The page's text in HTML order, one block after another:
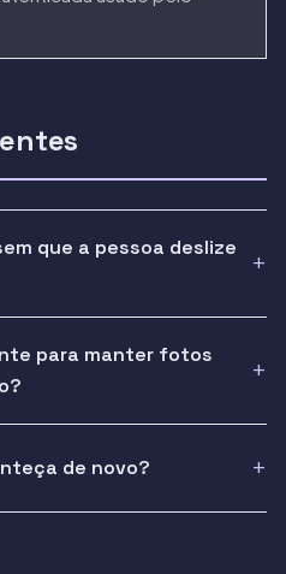
que a pessoa deslize
para manter fotos
de novo?